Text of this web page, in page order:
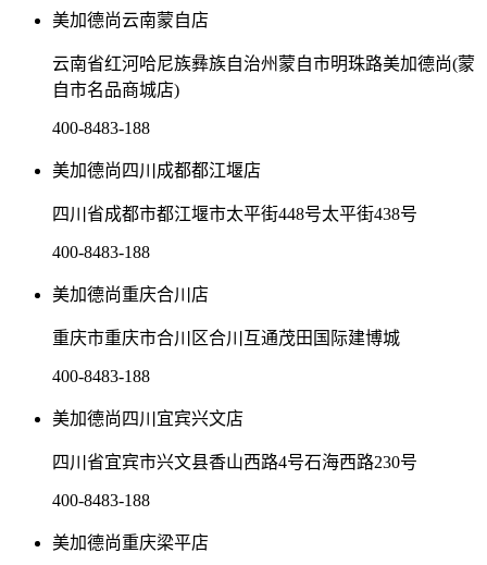
美加德尚云南蒙自店
云南省红河哈尼族彝族自治州蒙自市明珠路美加德尚(蒙
自市名品商城店)
400-8483-188
美加德尚四川成都都江堰店
四川省成都市都江堰市太平街448号太平街438号
400-8483-188
美加德尚重庆合川店
重庆市重庆市合川区合川互通茂田国际建博城
400-8483-188
美加德尚四川宜宾兴文店
四川省宜宾市兴文县香山西路4号石海西路230号
400-8483-188
美加德尚重庆梁平店